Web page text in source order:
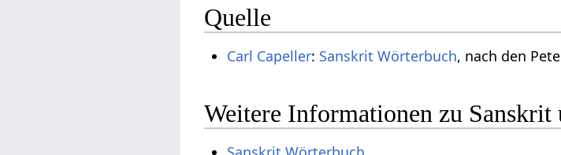
Quelle
Carl Capeller: Sanskrit Wörterbuch, nach den
Weitere Informationen zu Sanskrit